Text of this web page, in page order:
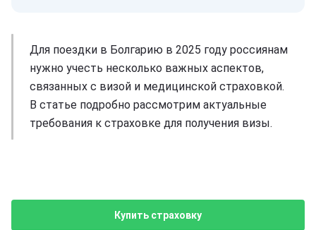
Для поездки в Болгарию в 2025 году россиянам
нужно учесть несколько важных аспектов,
связанных с визой и медицинской страховкой.
В статье подробно рассмотрим актуальные
требования к страховке для получения визы.
Купить страховку